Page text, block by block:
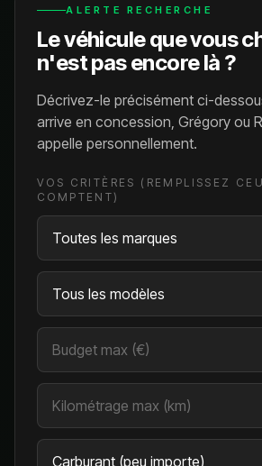
ALERTE RECHERCHE
Le véhicule que vous
n'est pas encore là ?
Décrivez-le précisément ci-
arrive en concession, Grégory ou
appelle personnellement.
VOS CRITÈRES (REMPLISSEZ
COMPTENT)